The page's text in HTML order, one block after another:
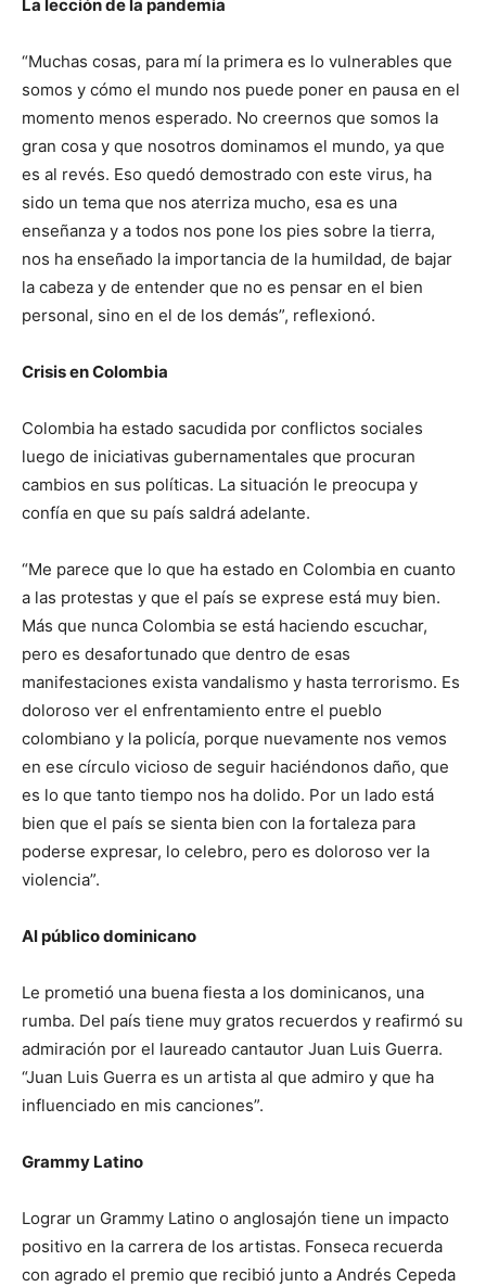
La lección de la pandemia
“Muchas cosas, para mí la primera es lo vulnerables que
somos y cómo el mundo nos puede poner en pausa en el
momento menos esperado. No creernos que somos la
gran cosa y que nosotros dominamos el mundo, ya que
es al revés. Eso quedó demostrado con este virus, ha
sido un tema que nos aterriza mucho, esa es una
enseñanza y a todos nos pone los pies sobre la tierra,
nos ha enseñado la importancia de la humildad, de bajar
la cabeza y de entender que no es pensar en el bien
personal, sino en el de los demás”, reflexionó.
Crisis en Colombia
Colombia ha estado sacudida por conflictos sociales
luego de iniciativas gubernamentales que procuran
cambios en sus políticas. La situación le preocupa y
confía en que su país saldrá adelante.
“Me parece que lo que ha estado en Colombia en cuanto
a las protestas y que el país se exprese está muy bien.
Más que nunca Colombia se está haciendo escuchar,
pero es desafortunado que dentro de esas
manifestaciones exista vandalismo y hasta terrorismo. Es
doloroso ver el enfrentamiento entre el pueblo
colombiano y la policía, porque nuevamente nos vemos
en ese círculo vicioso de seguir haciéndonos daño, que
es lo que tanto tiempo nos ha dolido. Por un lado está
bien que el país se sienta bien con la fortaleza para
poderse expresar, lo celebro, pero es doloroso ver la
violencia”.
Al público dominicano
Le prometió una buena fiesta a los dominicanos, una
rumba. Del país tiene muy gratos recuerdos y reafirmó su
admiración por el laureado cantautor Juan Luis Guerra.
“Juan Luis Guerra es un artista al que admiro y que ha
influenciado en mis canciones”.
Grammy Latino
Lograr un Grammy Latino o anglosajón tiene un impacto
positivo en la carrera de los artistas. Fonseca recuerda
con agrado el premio que recibió junto a Andrés Cepeda